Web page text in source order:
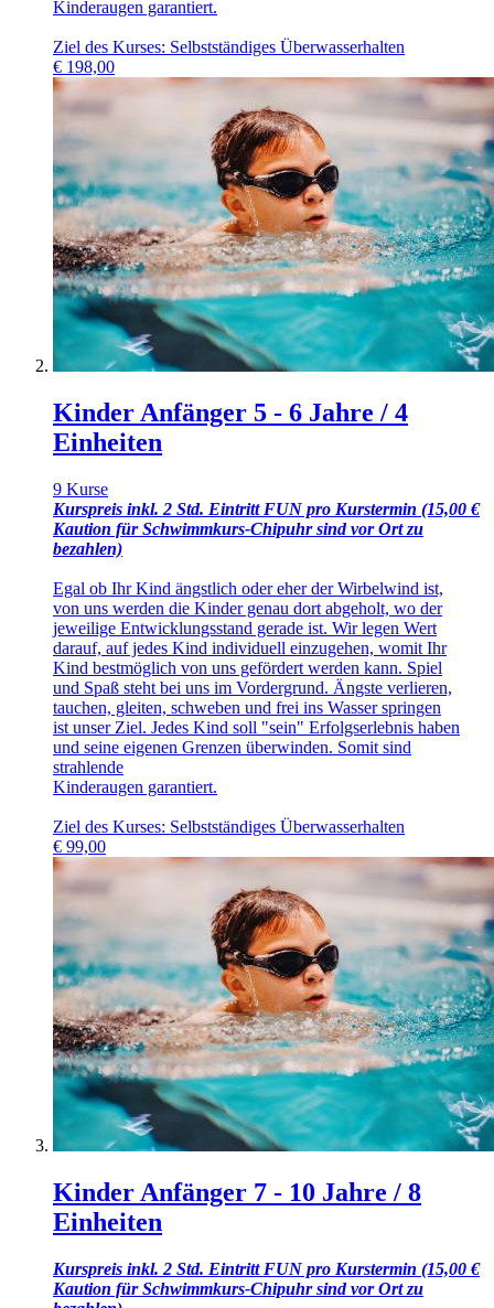
Kinderaugen garantiert.
Ziel des Kurses: Selbstständiges Überwasserhalten
€ 198,00
Kinder Anfänger 5 - 6 Jahre / 4
Einheiten
9 Kurse
Kurspreis inkl. 2 Std. Eintritt FUN pro Kurstermin (15,00 €
Kaution für Schwimmkurs-Chipuhr sind vor Ort zu
bezahlen)
Egal ob Ihr Kind ängstlich oder eher der Wirbelwind ist,
von uns werden die Kinder genau dort abgeholt, wo der
jeweilige Entwicklungsstand gerade ist. Wir legen Wert
darauf, auf jedes Kind individuell einzugehen, womit Ihr
Kind bestmöglich von uns gefördert werden kann. Spiel
und Spaß steht bei uns im Vordergrund. Ängste verlieren,
tauchen, gleiten, schweben und frei ins Wasser springen
ist unser Ziel. Jedes Kind soll "sein" Erfolgserlebnis haben
und seine eigenen Grenzen überwinden. Somit sind
strahlende
Kinderaugen garantiert.
Ziel des Kurses: Selbstständiges Überwasserhalten
€ 99,00
Kinder Anfänger 7 - 10 Jahre / 8
Einheiten
Kurspreis inkl. 2 Std. Eintritt FUN pro Kurstermin (15,00 €
Kaution für Schwimmkurs-Chipuhr sind vor Ort zu